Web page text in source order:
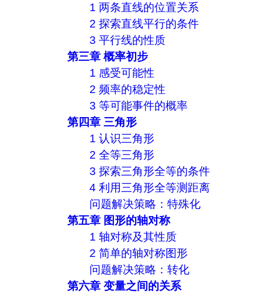
1 两条直线的位置关系
2 探索直线平行的条件
3 平行线的性质
第三章 概率初步
1 感受可能性
2 频率的稳定性
3 等可能事件的概率
第四章 三角形
1 认识三角形
2 全等三角形
3 探索三角形全等的条件
4 利用三角形全等测距离
问题解决策略：特殊化
第五章 图形的轴对称
1 轴对称及其性质
2 简单的轴对称图形
问题解决策略：转化
第六章 变量之间的关系